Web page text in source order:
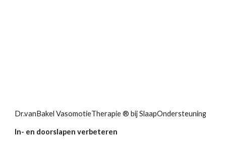
Dr.vanBakel VasomotieTherapie ® bij SlaapOndersteuning
In- en doorslapen verbeteren